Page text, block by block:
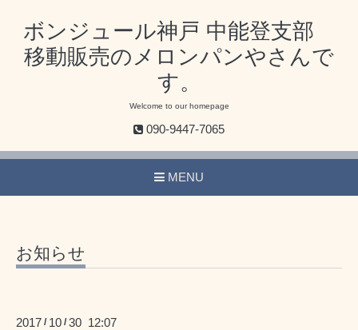
ボンジュール神戸 中能登支部
移動販売のメロンパンやさんで
す。
Welcome to our homepage
090-9447-7065
MENU
お知らせ
2017 / 10 /30 12:07